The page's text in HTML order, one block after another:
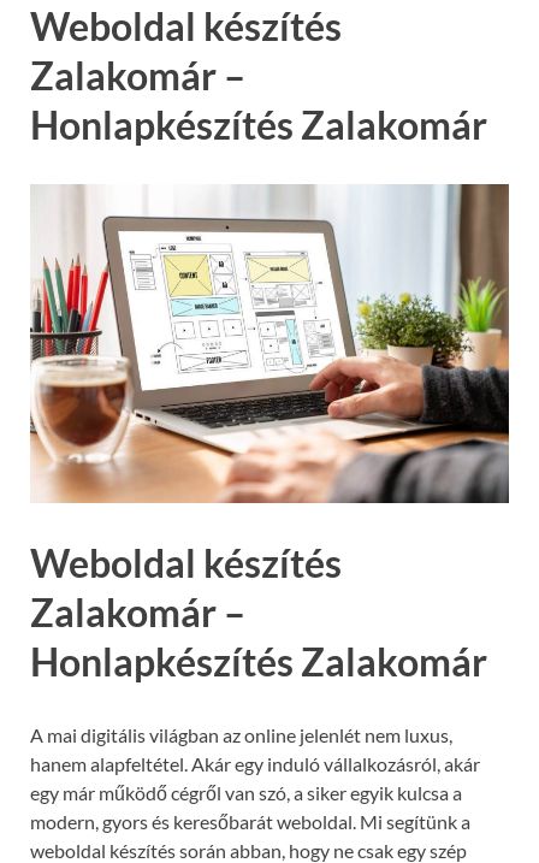
Weboldal készítés
Zalakomár –
Honlapkészítés Zalakomár
Weboldal készítés
Zalakomár –
Honlapkészítés Zalakomár
A mai digitális világban az online jelenlét nem luxus,
hanem alapfeltétel. Akár egy induló vállalkozásról, akár
egy már működő cégről van szó, a siker egyik kulcsa a
modern, gyors és keresőbarát weboldal. Mi segítünk a
weboldal készítés során abban, hogy ne csak egy szép